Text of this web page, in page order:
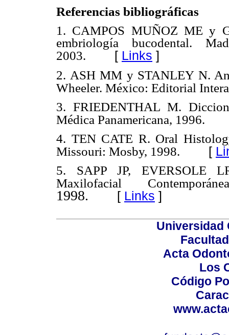
Referencias bibliográficas
1. CAMPOS MUÑOZ ME y
embriología bucodental.
2003. [ Links ]
2. ASH MM y STANLEY N.
Wheeler. México: Editorial
3. FRIEDENTHAL M.
Médica Panamericana, 1996.
4. TEN CATE R. Oral
Missouri: Mosby, 1998. [
5. SAPP JP, EVERSOLE
Maxilofacial
1998. [ Links ]
Universidad
Acta
Los
Código